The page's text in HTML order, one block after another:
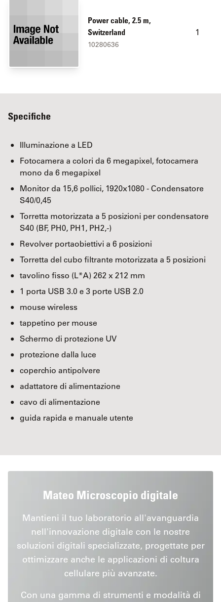
Power cable, 2.5 m,
Switzerland
10280636
1
Specifiche
Illuminazione a LED
Fotocamera a colori da 6 megapixel, fotocamera
mono da 6 megapixel
Monitor da 15,6 pollici, 1920x1080 - Condensatore
S40/0,45
Torretta motorizzata a 5 posizioni per condensatore
S40 (BF, PH0, PH1, PH2,-)
Revolver portaobiettivi a 6 posizioni
Torretta del cubo filtrante motorizzata a 5 posizioni
tavolino fisso (L*A) 262 x 212 mm
1 porta USB 3.0 e 3 porte USB 2.0
mouse wireless
tappetino per mouse
Schermo di protezione UV
protezione dalla luce
coperchio antipolvere
adattatore di alimentazione
cavo di alimentazione
guida rapida e manuale utente
Mateo Microscopio digitale
Mantieni il tuo laboratorio all'avanguardia
nell'innovazione digitale con le nostre
soluzioni digitali specializzate, progettate per
ottimizzare anche le applicazioni di coltura
cellulare più avanzate.
Con una gamma di strumenti e modalità di